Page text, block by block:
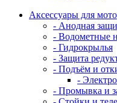
Аксессуары для
- Анодная
- Водометные
- Гидрокрылья
- Защита
- Подъём и
-
- Промывка и